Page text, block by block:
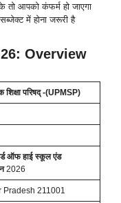
आपको कंफर्म हो जाएगा
में होना जरूरी है
Overview
शिक्षा परिषद् -(UPMSP)
ऑफ हाई स्कूल एंड
2026
Pradesh 211001